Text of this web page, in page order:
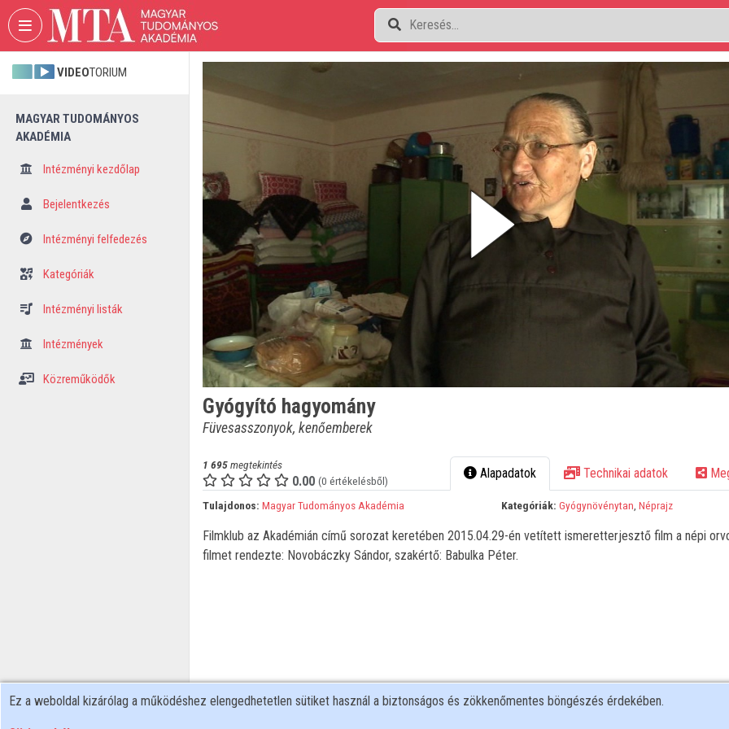
Fejléc kihagyása Menü kihagyása Tartalom kihagyása
VIDEOTORIUM
MAGYAR TUDOMÁNYOS
AKADÉMIA
Intézményi kezdőlap
Bejelentkezés
Intézményi felfedezés
Kategóriák
Intézményi listák
Intézmények
Közreműködők
Gyógyító hagyomány
Füvesasszonyok, kenőemberek
1 695megtekintés
0.00 (0 értékelésből) Alapadatok Technikai adatok
Tulajdonos: Magyar Tudományos Akadémia Kategóriák: Gyógynövénytan,Néprajz
Filmklub az Akadémián című sorozat keretében 2015.04.29-én vetített ismeretterjesztő film a népi
filmet rendezte: Novobáczky Sándor, szakértő: Babulka Péter.
Ez a weboldal kizárólag a működéshez elengedhetetlen sütiket használ a biztonságos és zökkenőmentes böngészés érdekében.